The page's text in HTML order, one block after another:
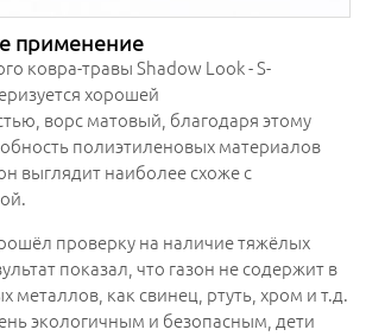
применение
ковра-травы Shadow Look - S-
хорошей
ворс матовый, благодаря этому
полиэтиленовых материалов
выглядит наиболее схоже с
проверку на наличие тяжёлых
показал, что газон не содержит в
металлов, как свинец, ртуть, хром и т.д.
экологичным и безопасным, дети